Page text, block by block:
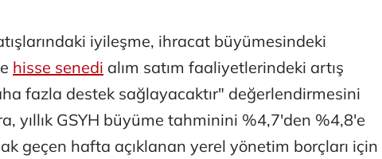
iyileşme, ihracat büyümesindeki
hisse senedi alım satım faaliyetlerindeki artış
fazla destek sağlayacaktır" değerlendirmesini
yıllık GSYH büyüme tahminini %4,7'den %4,8'e
geçen hafta açıklanan yerel yönetim borçları için